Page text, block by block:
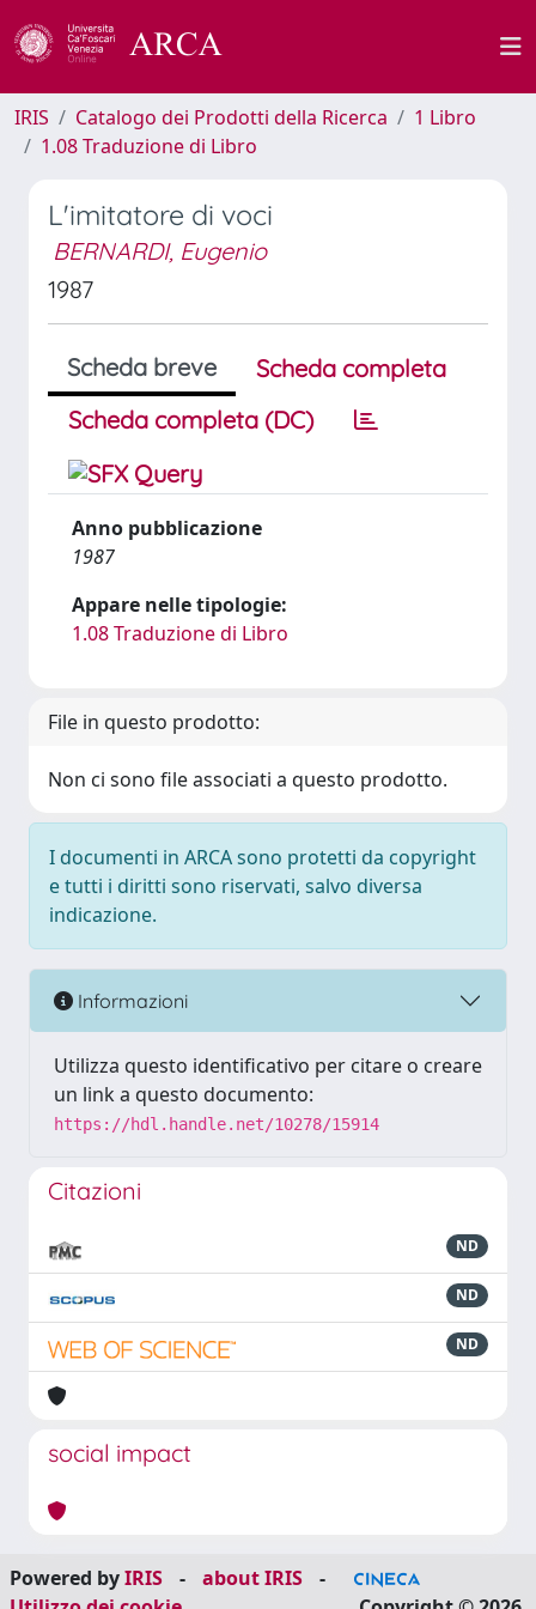
IRIS Catalogo dei Prodotti della Ricerca
1 Libro
1.08 Traduzione di Libro
L'imitatore di voci
BERNARDI, Eugenio
1987
Scheda breve
Scheda completa
Scheda completa (DC)
Anno pubblicazione
1987
Appare nelle tipologie:
1.08 Traduzione di Libro
File in questo prodotto:
Non ci sono file associati a questo prodotto.
I documenti in ARCA sono protetti da copyright
e tutti i diritti sono riservati, salvo diversa
indicazione.
Informazioni
Utilizza questo identificativo per citare o creare
un link a questo documento:
https://hdl.handle.net/10278/15914
Citazioni
ND
ND
ND
social impact
Powered byIRIS - about IRIS
-